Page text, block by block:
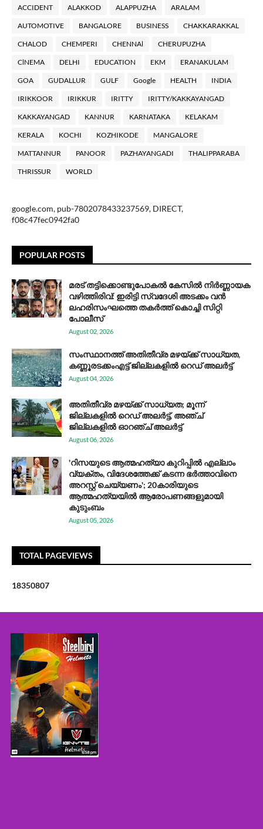
ACCIDENT ALAKKOD ALAPPUZHA ARALAM
AUTOMOTIVE BANGALORE BUSINESS CHAKKARAKKAL
CHALOD CHEMPERI CHENNAl CHERUPUZHA
ClNEMA DELHI EDUCATION EKM ERANAKULAM
GOA GUDALLUR GULF Google HEALTH INDIA
IRIKKOOR IRIKKUR IRITTY IRITTY/KAKKAYANGAD
KAKKAYANGAD KANNUR KARNATAKA KELAKAM
KERALA KOCHI KOZHIKODE MANGALORE
MATTANNUR PANOOR PAZHAYANGADI THALIPPARABA
THRISSUR WORLD
google.com, pub-7802078433237569, DIRECT,
f08c47fec0942fa0
POPULAR POSTS
മരട് തട്ടിക്കൊണ്ടുപോകൽ കേസിൽ നിർണ്ണായക
വഴിത്തിരിവ്: ഇരിട്ടി സ്വദേശി അടക്കം വൻ
ലഹരിസംഘത്തെ തകർത്ത് കൊച്ചി സിറ്റി
പോലീസ്
August 02, 2026
സം​സ്ഥാ​ന​ത്ത് അ​തി​തീ​വ്ര മ​ഴ​യ്ക്ക് സാ​ധ്യ​ത,
കണ്ണൂരടക്കംഎ​ട്ട് ജി​ല്ല​ക​ളി​ൽ റെ​ഡ് അ​ലർ​ട്ട്
August 04, 2026
അതിതീവ്ര മഴയ്ക്ക് സാധ്യത; മൂന്ന്
ജില്ലകളിൽ റെഡ് അലർട്ട്, അഞ്ച്
ജില്ലകളിൽ ഓറഞ്ച് അലർട്ട്
August 06, 2026
'റിസയുടെ ആത്മഹത്യാ കുറിപ്പിൽ എല്ലാം
വ്യക്തം, വിദേശത്തേക്ക് കടന്ന ഭർത്താവിനെ
അറസ്റ്റ് ചെയ്യണം'; 20കാരിയുടെ
ആത്മഹത്യയിൽ ആരോപണങ്ങളുമായി
കുടുംബം
August 05, 2026
TOTAL PAGEVIEWS
18350807